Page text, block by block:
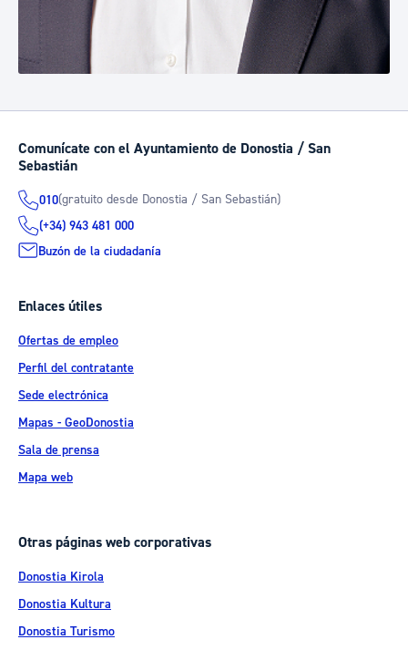
Comunícate con el Ayuntamiento de Donostia / San
Sebastián
010(gratuito desde Donostia / San Sebastián)
(+34) 943 481 000
Buzón de la ciudadanía
Enlaces útiles
Ofertas de empleo
Perfil del contratante
Sede electrónica
Mapas - GeoDonostia
Sala de prensa
Mapa web
Otras páginas web corporativas
Donostia Kirola
Donostia Kultura
Donostia Turismo